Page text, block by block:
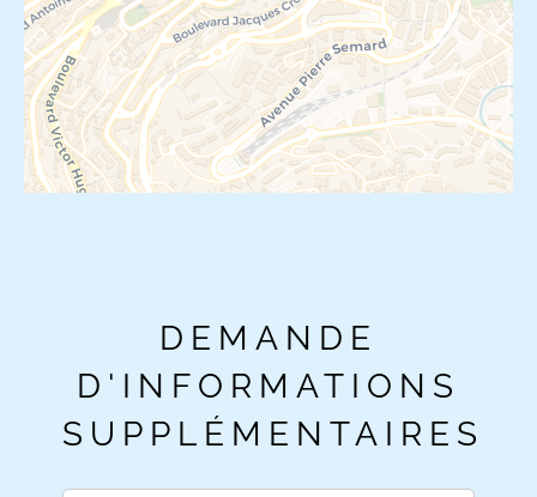
DEMANDE
D'INFORMATIONS
SUPPLÉMENTAIRES